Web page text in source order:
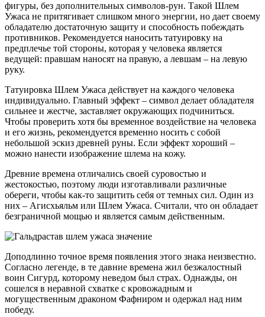
фигуры, без дополнительных символов-рун. Такой Шлем
Ужаса не притягивает слишком много энергии, но дает своему
обладателю достаточную защиту и способность побеждать
противников. Рекомендуется наносить татуировку на
предплечье той стороны, которая у человека является
ведущей: правшам наносят на правую, а левшам – на левую
руку.
Татуировка Шлем Ужаса действует на каждого человека
индивидуально. Главный эффект – символ делает обладателя
сильнее и жестче, заставляет окружающих подчиниться.
Чтобы проверить хотя бы временное воздействие на человека
и его жизнь, рекомендуется временно носить с собой
небольшой эскиз древней руны. Если эффект хороший –
можно нанести изображение шлема на кожу.
Древние времена отличались своей суровостью и
жестокостью, поэтому люди изготавливали различные
обереги, чтобы как-то защитить себя от темных сил. Один из
них – Агисхьяльм или Шлем Ужаса. Считали, что он обладает
безграничной мощью и является самым действенным.
Доподлинно точное время появления этого знака неизвестно.
Согласно легенде, в те давние времена жил безжалостный
воин Сигурд, которому неведом был страх. Однажды, он
сошелся в неравной схватке с кровожадным и
могущественным драконом Фафниром и одержал над ним
победу.